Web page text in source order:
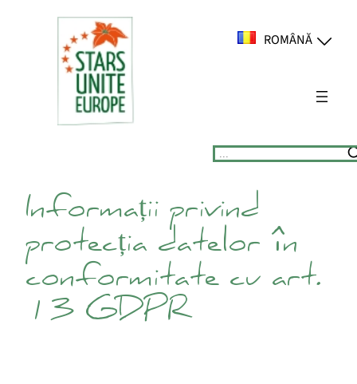
ROMÂNĂ
Suchen
Informații privind
protecția datelor în
conformitate cu art.
13 GDPR